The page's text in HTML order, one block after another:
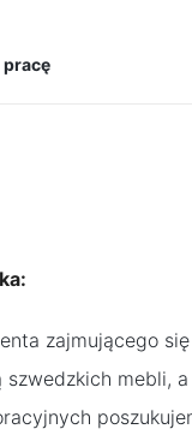
pracę
zajmującego
szwedzkich mebli,